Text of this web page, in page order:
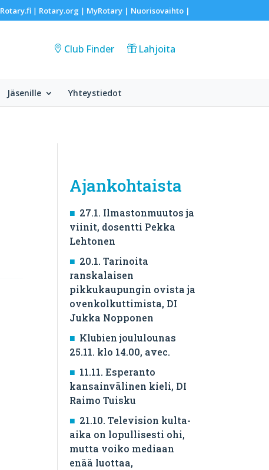
Rotary.fi| Rotary.org | MyRotary | Nuorisovaihto|
Club Finder Lahjoita
Jäsenille Yhteystiedot
Ajankohtaista
27.1. Ilmastonmuutos ja
viinit, dosentti Pekka
Lehtonen
20.1. Tarinoita
ranskalaisen
pikkukaupungin ovista ja
ovenkolkuttimista, DI
Jukka Nopponen
Klubien joululounas
25.11. klo 14.00, avec.
11.11. Esperanto
kansainvälinen kieli, DI
Raimo Tuisku
21.10. Television kulta-
aika on lopullisesti ohi,
mutta voiko mediaan
enää luottaa,